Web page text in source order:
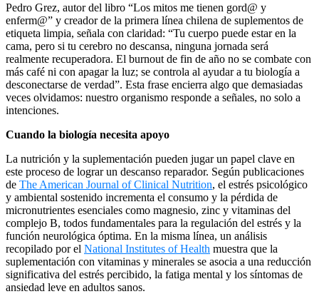
Pedro Grez, autor del libro “Los mitos me tienen gord@ y
enferm@” y creador de la primera línea chilena de suplementos de
etiqueta limpia, señala con claridad: “Tu cuerpo puede estar en la
cama, pero si tu cerebro no descansa, ninguna jornada será
realmente recuperadora. El burnout de fin de año no se combate con
más café ni con apagar la luz; se controla al ayudar a tu biología a
desconectarse de verdad”. Esta frase encierra algo que demasiadas
veces olvidamos: nuestro organismo responde a señales, no solo a
intenciones.
Cuando la biología necesita apoyo
La nutrición y la suplementación pueden jugar un papel clave en
este proceso de lograr un descanso reparador. Según publicaciones
de The American Journal of Clinical Nutrition, el estrés psicológico
y ambiental sostenido incrementa el consumo y la pérdida de
micronutrientes esenciales como magnesio, zinc y vitaminas del
complejo B, todos fundamentales para la regulación del estrés y la
función neurológica óptima. En la misma línea, un análisis
recopilado por el National Institutes of Health muestra que la
suplementación con vitaminas y minerales se asocia a una reducción
significativa del estrés percibido, la fatiga mental y los síntomas de
ansiedad leve en adultos sanos.